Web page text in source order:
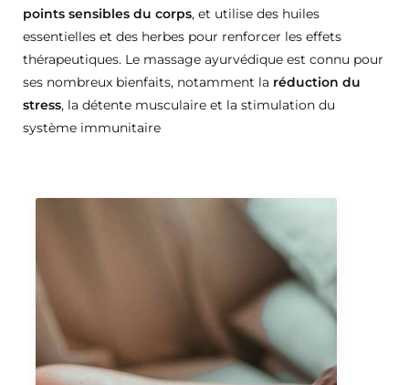
points sensibles du corps, et utilise des huiles
essentielles et des herbes pour renforcer les effets
thérapeutiques. Le massage ayurvédique est connu pour
ses nombreux bienfaits, notamment la réduction du
stress, la détente musculaire et la stimulation du
système immunitaire